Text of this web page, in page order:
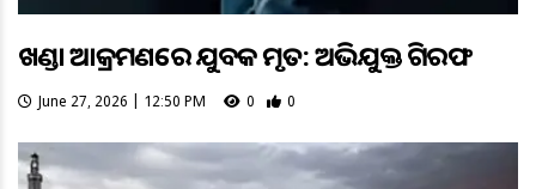
ଖଣ୍ଡା ଆକ୍ରମଣରେ ଯୁବକ ମୃତ: ଅଭିଯୁକ୍ତ ଗିରଫ
June 27, 2026 | 12:50 PM 0 0